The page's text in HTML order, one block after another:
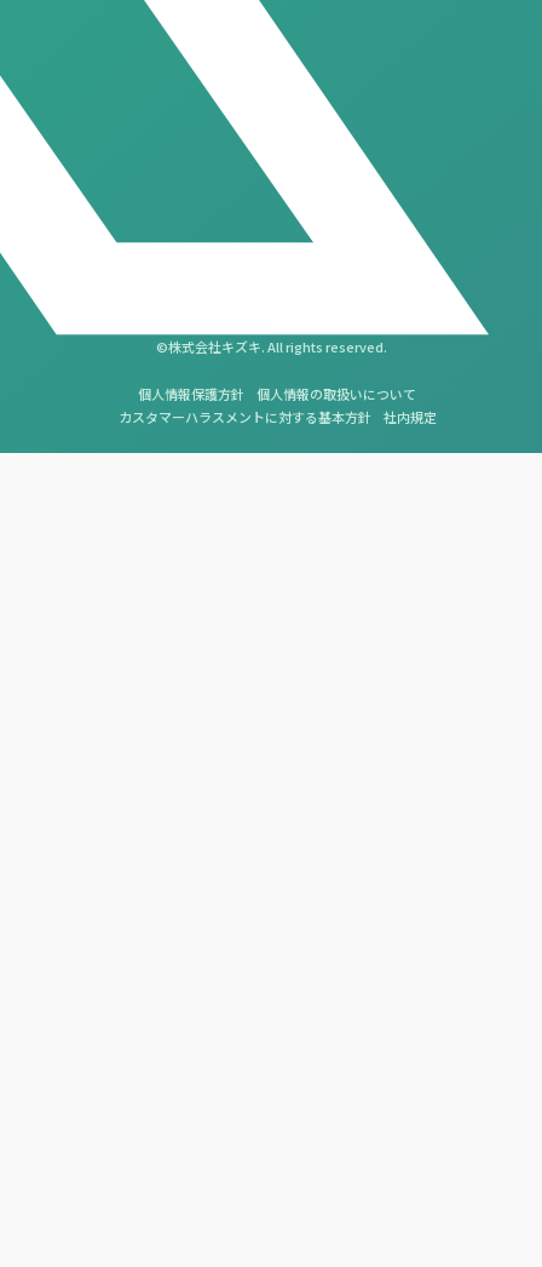
©株式会社キズキ. All rights reserved.
個人情報保護方針
個人情報の取扱いについて
カスタマーハラスメントに対する基本方針
社内規定